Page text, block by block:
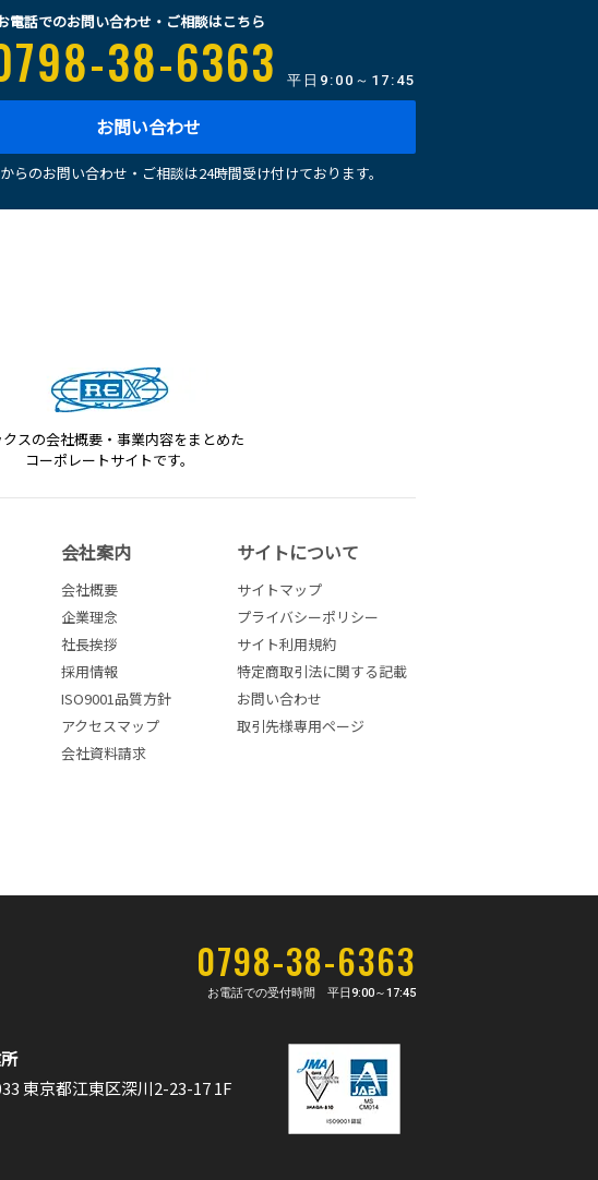
電話でのお問い合わせ・ご相談はこちら
38-6363 平日 9:00～17:45
お問い合わせ
らのお問い合わせ・ご相談は24時間受け付けております。
クスの会社概要・事業内容をまとめた
コーポレートサイトです。
会社案内
会社概要
企業理念
社長挨拶
採用情報
ISO9001品質方針
アクセスマップ
会社資料請求
サイトについて
サイトマップ
プライバシーポリシー
サイト利用規約
特定商取引法に関する記載
お問い合わせ
取引先様専用ページ
0798-38-6363
お電話での受付時間 平日9:00～17:45
東京都江東区深川2-23-17 1F